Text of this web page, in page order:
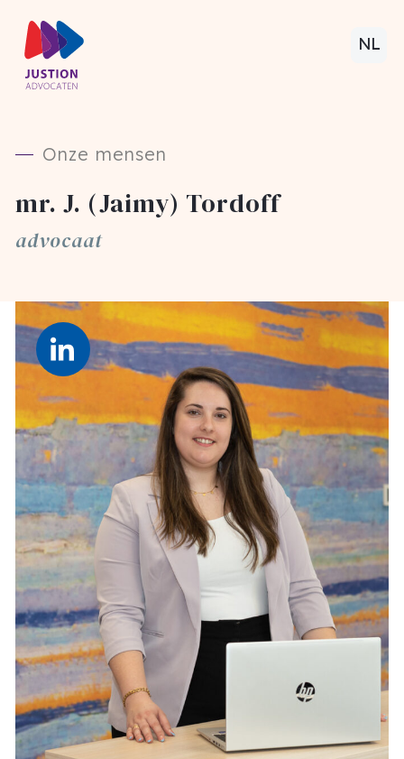
NL
Onze mensen
mr. J. (Jaimy) Tordoff
advocaat